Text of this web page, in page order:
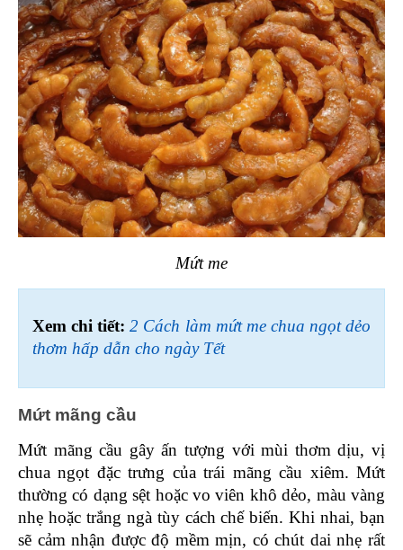
Mứt me
Xem chi tiết: 2 Cách làm mứt me chua ngọt dẻo
thơm hấp dẫn cho ngày Tết
Mứt mãng cầu
Mứt mãng cầu gây ấn tượng với mùi thơm dịu, vị
chua ngọt đặc trưng của trái mãng cầu xiêm. Mứt
thường có dạng sệt hoặc vo viên khô dẻo, màu vàng
nhẹ hoặc trắng ngà tùy cách chế biến. Khi nhai, bạn
sẽ cảm nhận được độ mềm mịn, có chút dai nhẹ rất